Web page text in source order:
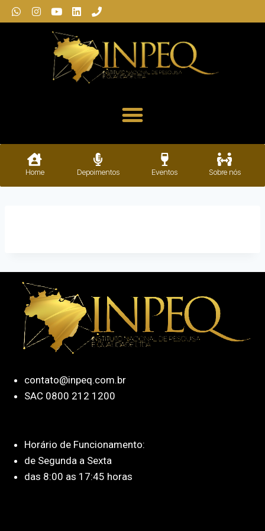
Home Depoimentos Eventos Sobre nós
contato@inpeq.com.br
SAC 0800 212 1200
Horário de Funcionamento:
de Segunda a Sexta
das 8:00 as 17:45 horas